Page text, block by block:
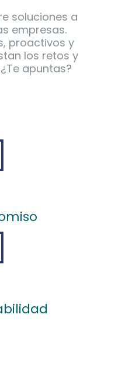
soluciones a
empresas.
proactivos y
los retos y
apuntas?